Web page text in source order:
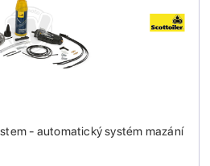
- automatický systém mazání